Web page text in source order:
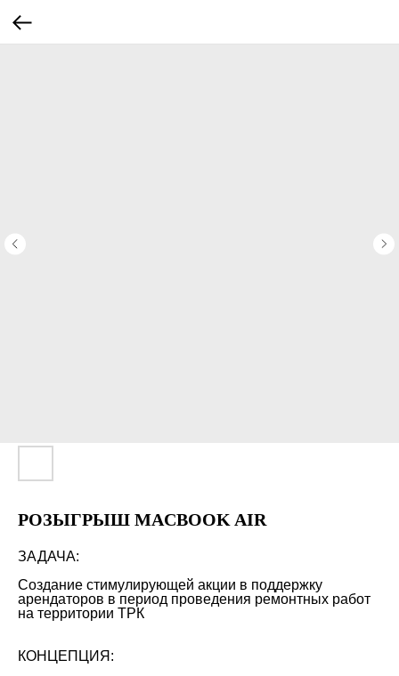
РОЗЫГРЫШ MACBOOK AIR
ЗАДАЧА:
Создание стимулирующей акции в поддержку
арендаторов в период проведения ремонтных работ
на территории ТРК
КОНЦЕПЦИЯ: